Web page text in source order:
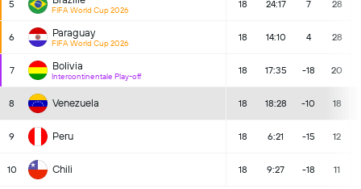
5
FIFA World Cup 2026
18 24:17 7 28
6 Paraguay
FIFA World Cup 2026
18 14:10 4 28
7 Bolivia
Intercontinentale Play-off
18 17:35 -18 20
8 Venezuela 18 18:28 -10 18
9 Peru 18 6:21 -15 12
10 Chili 18 9:27 -18 11